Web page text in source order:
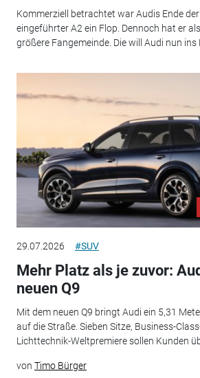
Kommerziell betrachtet war Audis Ende
eingeführter A2 ein Flop. Dennoch hat er
größere Fangemeinde. Die will Audi nun ins
29.07.2026 #SUV
Mehr Platz als je zuvor:
neuen Q9
Mit dem neuen Q9 bringt Audi ein 5,31
auf die Straße. Sieben Sitze, Business-
Lichttechnik-Weltpremiere sollen Kunden
von Timo Bürger